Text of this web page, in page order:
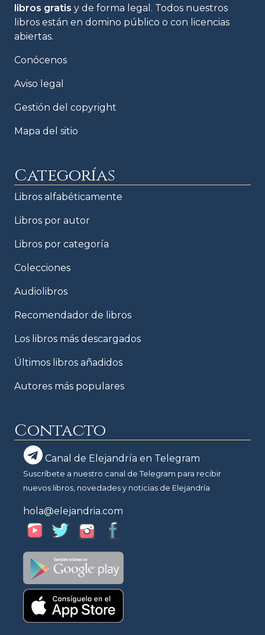
libros gratis y de forma legal. Todos nuestros
libros están en domino público o con licencias
abiertas.
Conócenos
Aviso legal
Gestión del copyright
Mapa del sitio
Categorías
Libros alfabéticamente
Libros por autor
Libros por categoría
Colecciones
Audiolibros
Recomendador de libros
Los libros más descargados
Últimos libros añadidos
Autores más populares
Contacto
Canal de Elejandría en Telegram
Suscríbete a nuestro canal de Telegram para recibir
nuevos libros, novedades y noticias de Elejandría
hola@elejandria.com